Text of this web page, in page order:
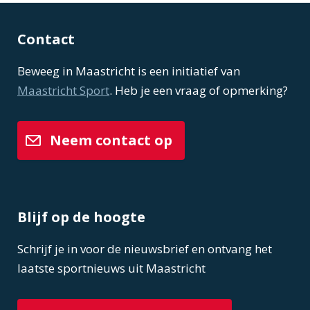
Contact
Beweeg in Maastricht is een initiatief van
Maastricht Sport. Heb je een vraag of opmerking?
Neem contact op
Blijf op de hoogte
Schrijf je in voor de nieuwsbrief en ontvang het
laatste sportnieuws uit Maastricht